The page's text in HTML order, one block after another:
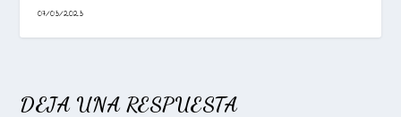
07/03/2023
DEJA UNA RESPUESTA